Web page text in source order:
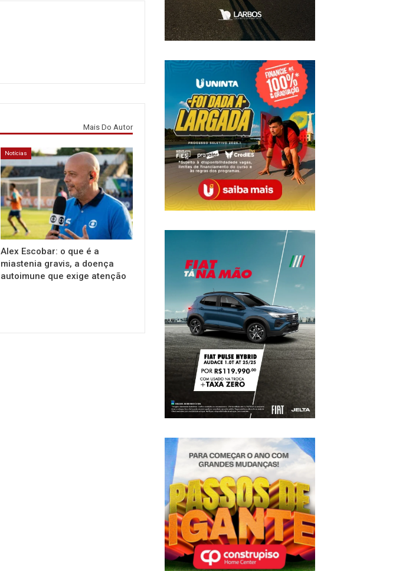
Mais Do Autor
Notícias
Alex Escobar: o que é a
miastenia gravis, a doença
autoimune que exige atenção